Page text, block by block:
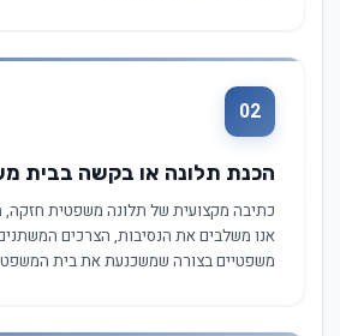
02
הכנת תלונה או בקשה בבית
כתיבה מקצועית של תלונה משפטית חזקה,
אנו משלבים את הנסיבות, הצרכים
משפטיים בצורה שמשכנעת את בית